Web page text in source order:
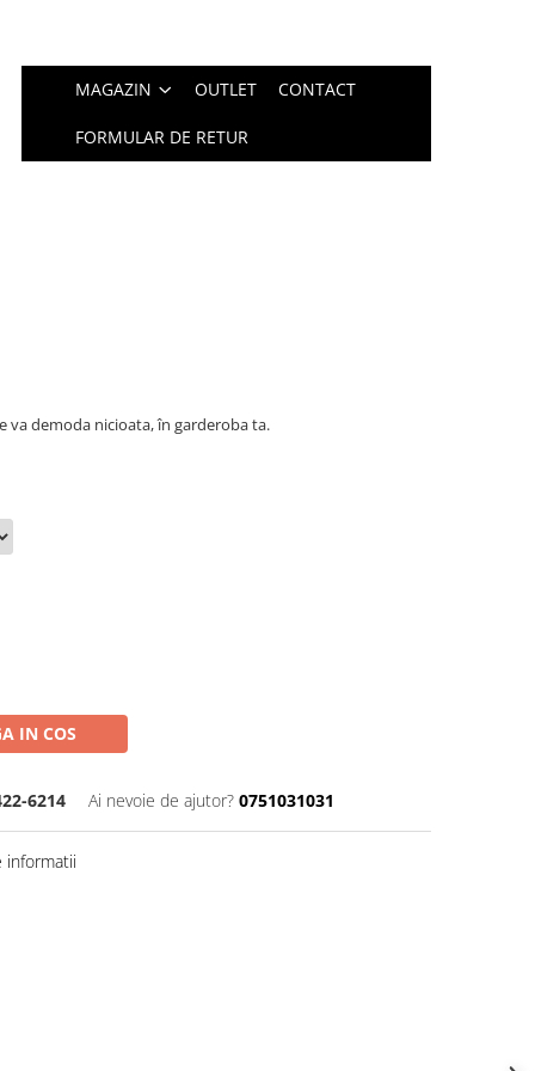
MAGAZIN OUTLET CONTACT
FORMULAR DE RETUR
va demoda nicioata, în garderoba ta.
IN COS
6214 Ai nevoie de ajutor? 0751031031
informatii